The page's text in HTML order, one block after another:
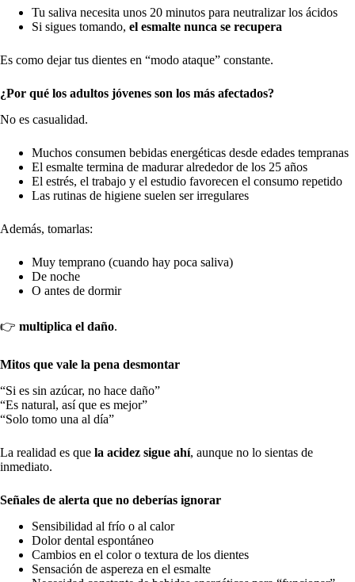
Tu saliva necesita unos 20 minutos para neutralizar los ácidos
Si sigues tomando, el esmalte nunca se recupera
Es como dejar tus dientes en “modo ataque” constante.
¿Por qué los adultos jóvenes son los más afectados?
No es casualidad.
Muchos consumen bebidas energéticas desde edades tempranas
El esmalte termina de madurar alrededor de los 25 años
El estrés, el trabajo y el estudio favorecen el consumo repetido
Las rutinas de higiene suelen ser irregulares
Además, tomarlas:
Muy temprano (cuando hay poca saliva)
De noche
O antes de dormir
👉 multiplica el daño.
Mitos que vale la pena desmontar
“Si es sin azúcar, no hace daño”
“Es natural, así que es mejor”
“Solo tomo una al día”
La realidad es que la acidez sigue ahí, aunque no lo sientas de
inmediato.
Señales de alerta que no deberías ignorar
Sensibilidad al frío o al calor
Dolor dental espontáneo
Cambios en el color o textura de los dientes
Sensación de aspereza en el esmalte